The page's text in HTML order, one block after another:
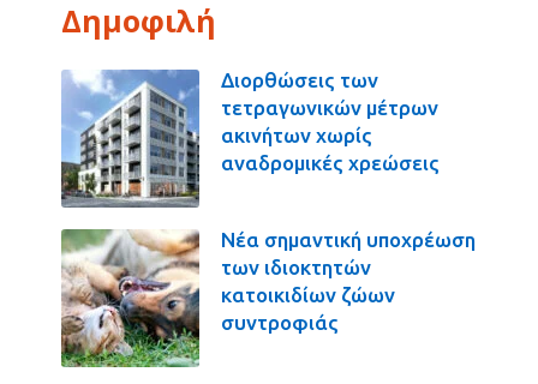
Δημοφιλή
Διορθώσεις των
τετραγωνικών μέτρων
ακινήτων χωρίς
αναδρομικές χρεώσεις
Νέα σημαντική υποχρέωση
των ιδιοκτητών
κατοικιδίων ζώων
συντροφιάς